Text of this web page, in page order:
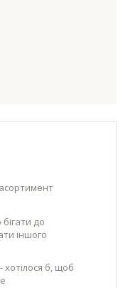
до
іншого
хотілося б, щоб